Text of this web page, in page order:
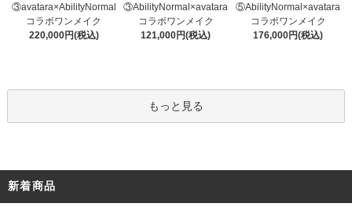
③avatara×AbilityNormal
コラボワンメイク
220,000円(税込)
③AbilityNormal×avatara
コラボワンメイク
121,000円(税込)
⑤AbilityNormal×avatara
コラボワンメイク
176,000円(税込)
もっと見る
新着商品